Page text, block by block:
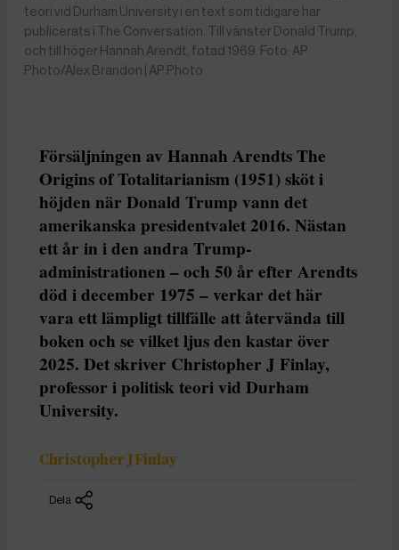
teori vid Durham University i en text som tidigare har
publicerats i The Conversation. Till vänster Donald Trump,
och till höger Hannah Arendt, fotad 1969. Foto: AP
Photo/Alex Brandon | AP Photo
Försäljningen av Hannah Arendts The
Origins of Totalitarianism (1951) sköt i
höjden när Donald Trump vann det
amerikanska presidentvalet 2016. Nästan
ett år in i den andra Trump-
administrationen – och 50 år efter Arendts
död i december 1975 – verkar det här
vara ett lämpligt tillfälle att återvända till
boken och se vilket ljus den kastar över
2025. Det skriver Christopher J Finlay,
professor i politisk teori vid Durham
University.
Christopher J Finlay
Dela